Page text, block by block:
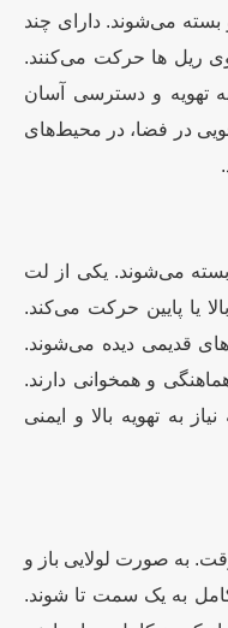
بسته می‌شوند. دارای چند
ریل ها حرکت می‌کنند.
به تهویه و دسترسی آسان
در فضا، در محیط‌های
می‌شوند. یکی از لت
یا پایین حرکت می‌کند.
قدیمی دیده می‌شوند.
و همخوانی دارند.
به تهویه بالا و ایمنی
به صورت لولایی باز و
به یک سمت تا شوند.